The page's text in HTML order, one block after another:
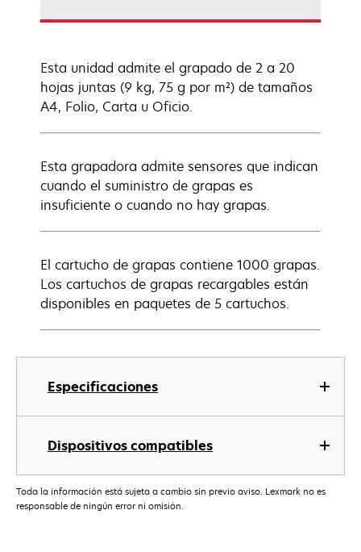
Especificaciones
Dispositivos compatibles
Esta unidad admite el grapado de 2 a 20
hojas juntas (9 kg, 75 g por m²) de tamaños
A4, Folio, Carta u Oficio.
Esta grapadora admite sensores que indican
cuando el suministro de grapas es
insuficiente o cuando no hay grapas.
El cartucho de grapas contiene 1000 grapas.
Los cartuchos de grapas recargables están
disponibles en paquetes de 5 cartuchos.
Toda la información está sujeta a cambio sin previo aviso. Lexmark no es
responsable de ningún error ni omisión.